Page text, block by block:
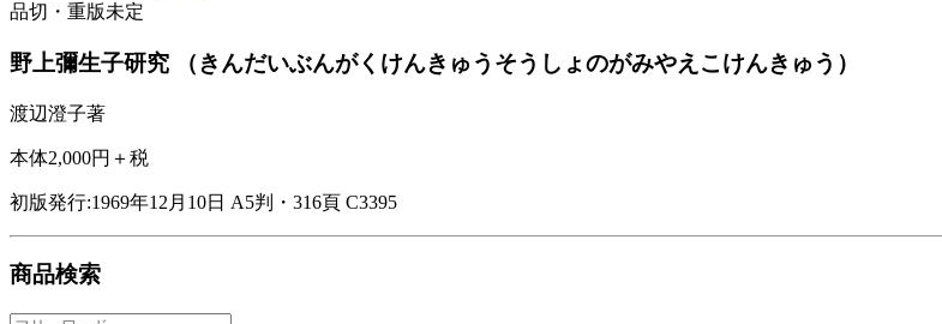
品切・重版未定
野上彌生子研究 （きんだいぶんがくけんきゅうそうしょのがみやえこけんきゅう）
渡辺澄子著
本体2,000円＋税
初版発行:1969年12月10日 A5判・316頁 C3395
商品検索